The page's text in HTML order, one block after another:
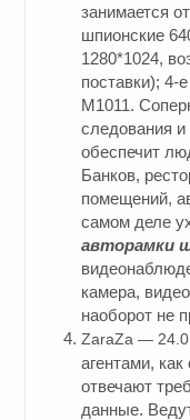
занимается
шпионские
1280*1024,
поставки);
M1011.
следования
обеспечит
Банков,
помещений,
самом деле
авторамки
камера,
наоборот не
ZaraZa —
агентами,
отвечают
данные.